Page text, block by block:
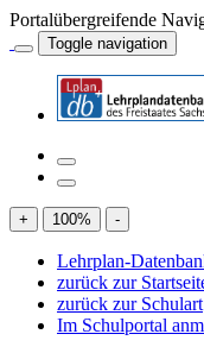
Portalübergreifende
Toggle navigation
+ 100% -
Lehrplan-
zurück zur
zurück zur Schulart
Im Schulportal